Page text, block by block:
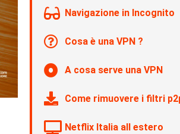
Navigazione in Incognito
Cosa è una VPN ?
A cosa serve una VPN
Come rimuovere i filtri
Netflix Italia all estero